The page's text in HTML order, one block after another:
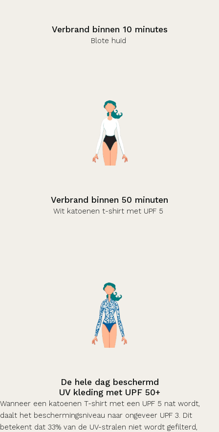
Verbrand binnen 10 minutes
Blote huid
Verbrand binnen 50 minuten
Wit katoenen t-shirt met UPF 5
De hele dag beschermd
UV kleding met UPF 50+
Wanneer een katoenen T-shirt met een UPF 5 nat wordt,
daalt het beschermingsniveau naar ongeveer UPF 3. Dit
betekent dat 33% van de UV-stralen niet wordt gefilterd,